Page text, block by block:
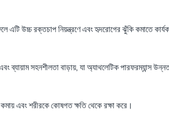
এটি উচ্চ রক্তচাপ নিয়ন্ত্রণে এবং হৃদরোগের ঝুঁকি কমাতে
ব্যায়াম সহনশীলতা বাড়ায়, যা অ্যাথলেটিক পারফরম্যান্স
এবং শরীরকে কোষগত ক্ষতি থেকে রক্ষা করে।